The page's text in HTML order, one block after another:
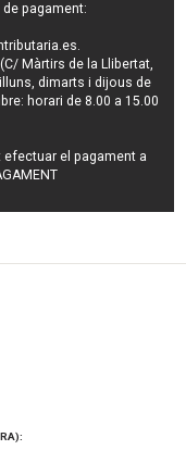
pagament:
.
Màrtirs de la Llibertat,
dimarts i dijous de
horari de 8.00 a 15.00
el pagament a